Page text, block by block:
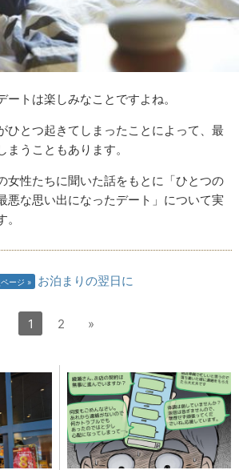
トは楽しみなことですよね。
ひとつ起きてしまったことによって、最
うこともあります。
女性たちに聞いた話をもとに「ひとつの
悪な思い出になったデート」について実
ージ お泊まりの翌日に
1 2 »